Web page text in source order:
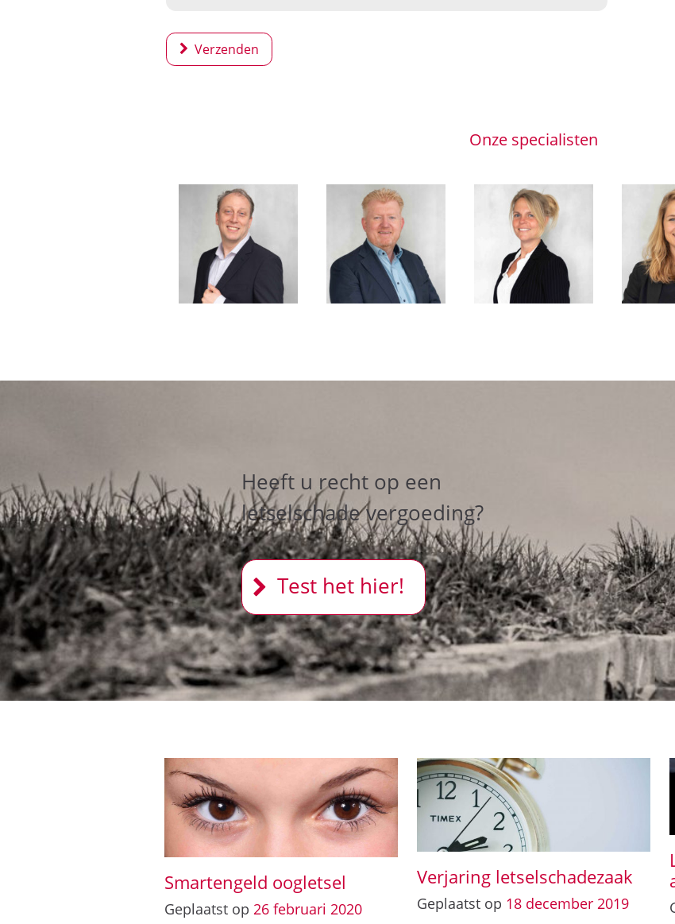
Verzenden
Onze specialisten
Heeft u recht op een
letselschade vergoeding?
Test het hier!
Smartengeld oogletsel
Geplaatst op 26 februari 2020
Verjaring letselschadezaak
Geplaatst op 18 december 2019